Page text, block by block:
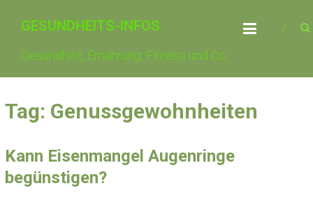
GESUNDHEITS-INFOS
Gesundheit, Ernährung, Fitness und Co.
Tag: Genussgewohnheiten
Kann Eisenmangel Augenringe
begünstigen?